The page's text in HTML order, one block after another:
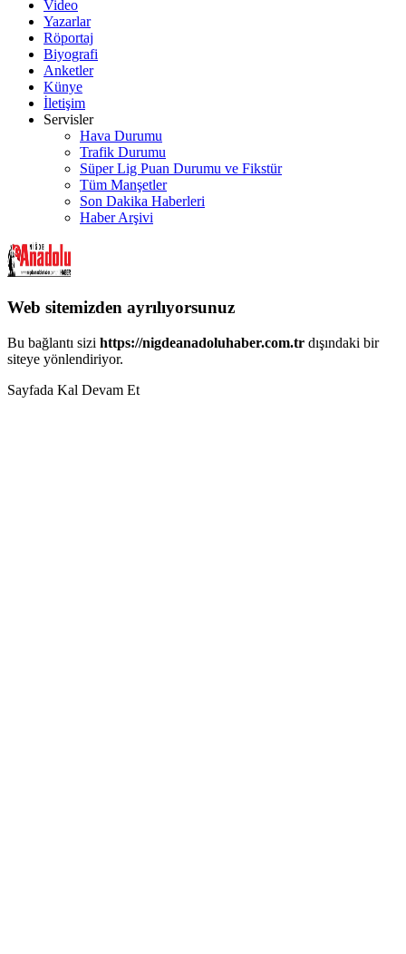
Video
Yazarlar
Röportaj
Biyografi
Anketler
Künye
İletişim
Servisler
Hava Durumu
Trafik Durumu
Süper Lig Puan Durumu ve Fikstür
Tüm Manşetler
Son Dakika Haberleri
Haber Arşivi
Web sitemizden ayrılıyorsunuz
Bu bağlantı sizi https://nigdeanadoluhaber.com.tr dışındaki bir
siteye yönlendiriyor.
Sayfada Kal Devam Et